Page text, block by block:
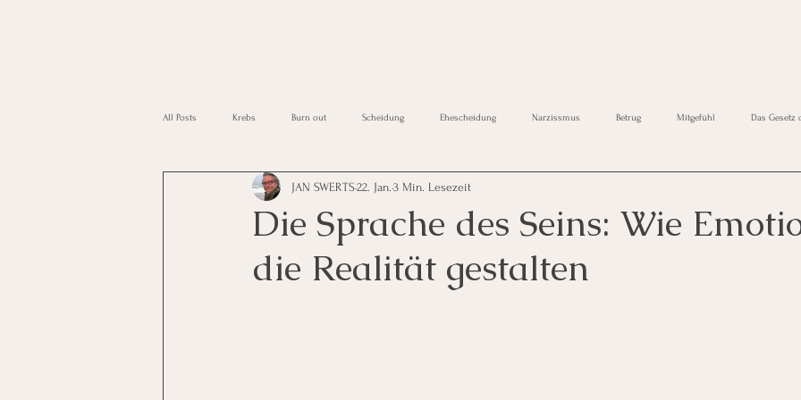
All Posts Krebs Burn out Scheidung Ehescheidung Narzissmus Betrug Mitgefühl Das Gesetz
Kollegen und die Arbeit Ängste und Symptome
Die Sprache des Seins: Wie
die Realität gestalten
JAN SWERTS22. Jan. 3 Min. Lesezeit